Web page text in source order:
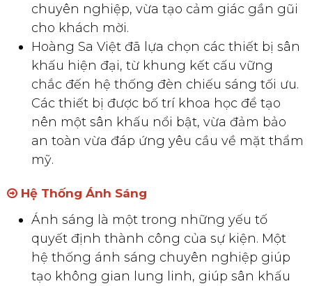
chuyên nghiệp, vừa tạo cảm giác gần gũi
cho khách mời.
Hoàng Sa Việt đã lựa chọn các thiết bị sân
khấu hiện đại, từ khung kết cấu vững
chắc đến hệ thống đèn chiếu sáng tối ưu.
Các thiết bị được bố trí khoa học để tạo
nên một sân khấu nổi bật, vừa đảm bảo
an toàn vừa đáp ứng yêu cầu về mặt thẩm
mỹ.
Hệ Thống Ánh Sáng
Ánh sáng là một trong những yếu tố
quyết định thành công của sự kiện. Một
hệ thống ánh sáng chuyên nghiệp giúp
tạo không gian lung linh, giúp sân khấu